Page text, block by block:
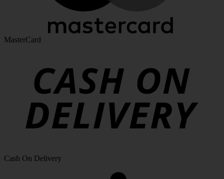
MasterCard
Cash On Delivery